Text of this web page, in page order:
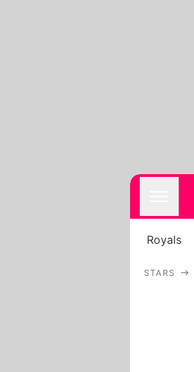
Royals
STARS